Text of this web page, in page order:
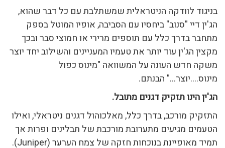
בניגוד לוודקה הניטראלית שמשתלבת עם כל דבר שהוא,
הג'ין דיי "סנוב" ביחסיו עם הסביבה, אופיו המוטל בספק
מתחבר בדרך כלל עם תוספים מרירי או חמוצי סבר ובכך
מקצין הג'ין עוד יותר את טעמיו המעניינים והשילוב יחד יוצר
משקה חדש העונה על המשוואה "מינוס כפול
מינוס….יוצר…" הבנתם.
הג'ין הינו תזקיק דגנים מתובל.
התזקיק מורכב, בדרך כלל, מאלכוהול דגנים ניטראלי, ואילו
הטעמים מגיעים מתערובת מורכבת של תבלינים ופרות אך
תמיד מאופיינת בנוכחות חזקה של צמח הערער (Juniper).